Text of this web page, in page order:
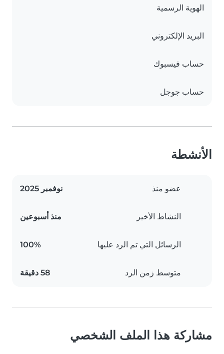
الهوية الرسمية
البريد الإلكتروني
حساب فيسبوك
حساب جوجل
الأنشطة
عضو منذ نوفمبر 2025
النشاط الأخير منذ أسبوعين
الرسائل التي تم الرد عليها 100%
متوسط زمن الرد 58 دقيقة
مشاركة هذا الملف الشخصي